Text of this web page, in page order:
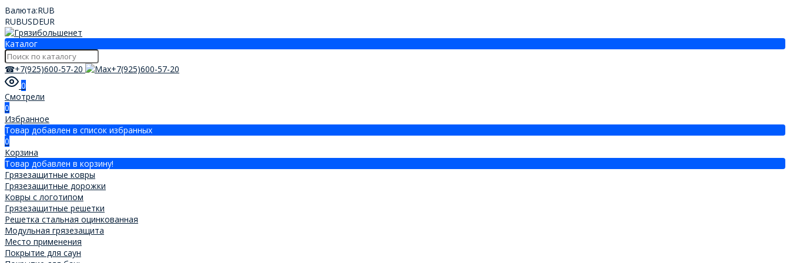
Валюта:RUB
RUBUSDEUR
Каталог
☎+7(925)600-57-20
+7(925)600-57-20
0
Смотрели
0
Избранное
Товар добавлен в список избранных
0
Корзина
Товар добавлен в корзину!
Грязезащитные ковры
Грязезащитные дорожки
Ковры с логотипом
Грязезащитные решетки
Решетка стальная оцинкованная
Модульная грязезащита
Место применения
Покрытие для саун